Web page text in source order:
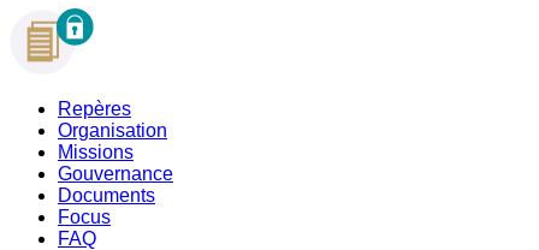
Repères
Organisation
Missions
Gouvernance
Documents
Focus
FAQ